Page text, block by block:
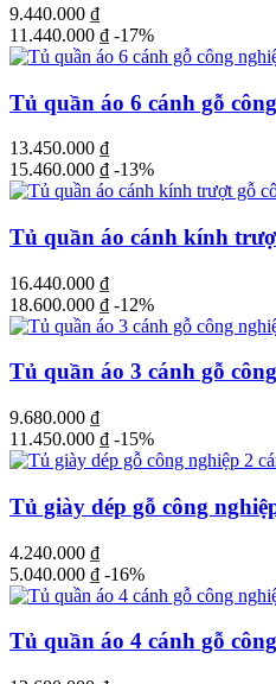
9.440.000 ₫
11.440.000 ₫ -17%
Tủ quần áo 6 cánh gỗ
13.450.000 ₫
15.460.000 ₫ -13%
Tủ quần áo cánh kính
16.440.000 ₫
18.600.000 ₫ -12%
Tủ quần áo 3 cánh gỗ
9.680.000 ₫
11.450.000 ₫ -15%
Tủ giày dép gỗ công
4.240.000 ₫
5.040.000 ₫ -16%
Tủ quần áo 4 cánh gỗ